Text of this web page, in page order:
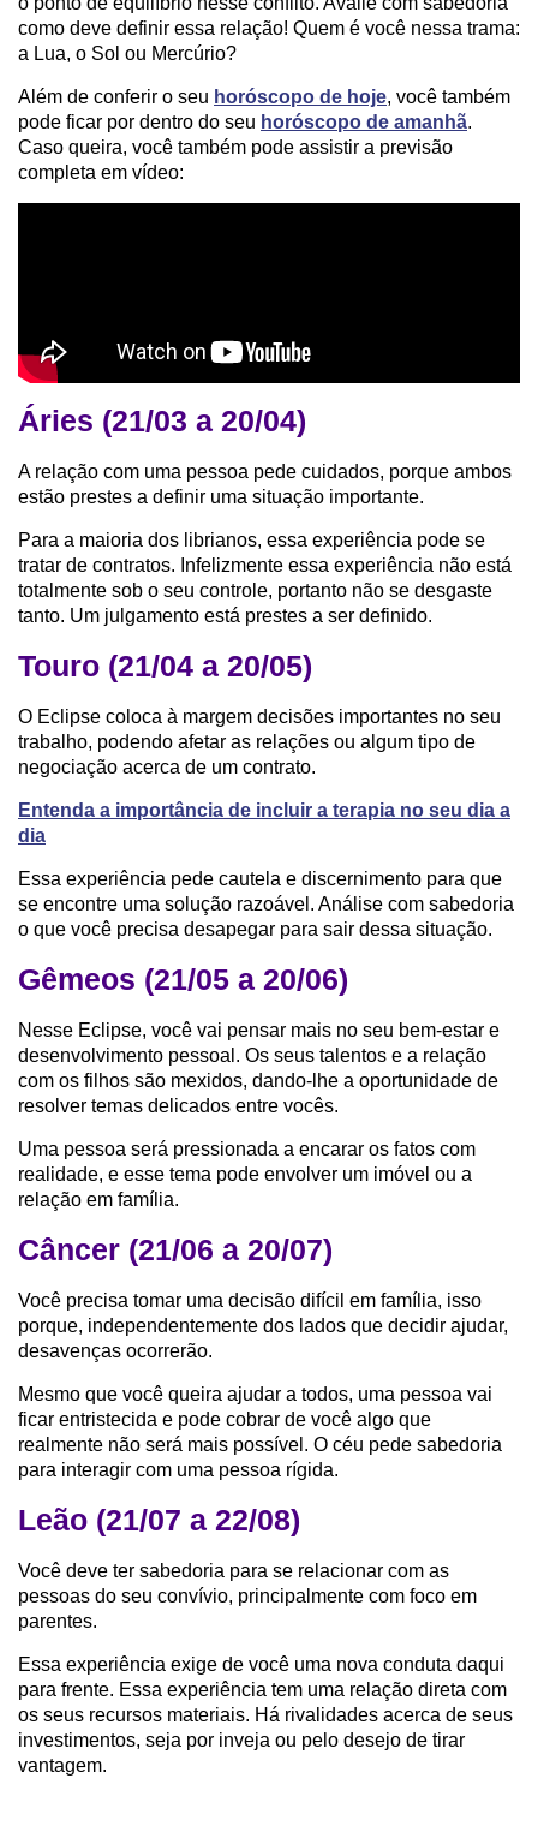
como deve definir essa relação! Quem é você nessa trama:
a Lua, o Sol ou Mercúrio?
Além de conferir o seu horóscopo de hoje, você também
pode ficar por dentro do seu horóscopo de amanhã.
Caso queira, você também pode assistir a previsão
completa em vídeo:
Áries (21/03 a 20/04)
A relação com uma pessoa pede cuidados, porque ambos
estão prestes a definir uma situação importante.
Para a maioria dos librianos, essa experiência pode se
tratar de contratos. Infelizmente essa experiência não está
totalmente sob o seu controle, portanto não se desgaste
tanto. Um julgamento está prestes a ser definido.
Touro (21/04 a 20/05)
O Eclipse coloca à margem decisões importantes no seu
trabalho, podendo afetar as relações ou algum tipo de
negociação acerca de um contrato.
Entenda a importância de incluir a terapia no seu dia a
dia
Essa experiência pede cautela e discernimento para que
se encontre uma solução razoável. Análise com sabedoria
o que você precisa desapegar para sair dessa situação.
Gêmeos (21/05 a 20/06)
Nesse Eclipse, você vai pensar mais no seu bem-estar e
desenvolvimento pessoal. Os seus talentos e a relação
com os filhos são mexidos, dando-lhe a oportunidade de
resolver temas delicados entre vocês.
Uma pessoa será pressionada a encarar os fatos com
realidade, e esse tema pode envolver um imóvel ou a
relação em família.
Câncer (21/06 a 20/07)
Você precisa tomar uma decisão difícil em família, isso
porque, independentemente dos lados que decidir ajudar,
desavenças ocorrerão.
Mesmo que você queira ajudar a todos, uma pessoa vai
ficar entristecida e pode cobrar de você algo que
realmente não será mais possível. O céu pede sabedoria
para interagir com uma pessoa rígida.
Leão (21/07 a 22/08)
Você deve ter sabedoria para se relacionar com as
pessoas do seu convívio, principalmente com foco em
parentes.
Essa experiência exige de você uma nova conduta daqui
para frente. Essa experiência tem uma relação direta com
os seus recursos materiais. Há rivalidades acerca de seus
investimentos, seja por inveja ou pelo desejo de tirar
vantagem.